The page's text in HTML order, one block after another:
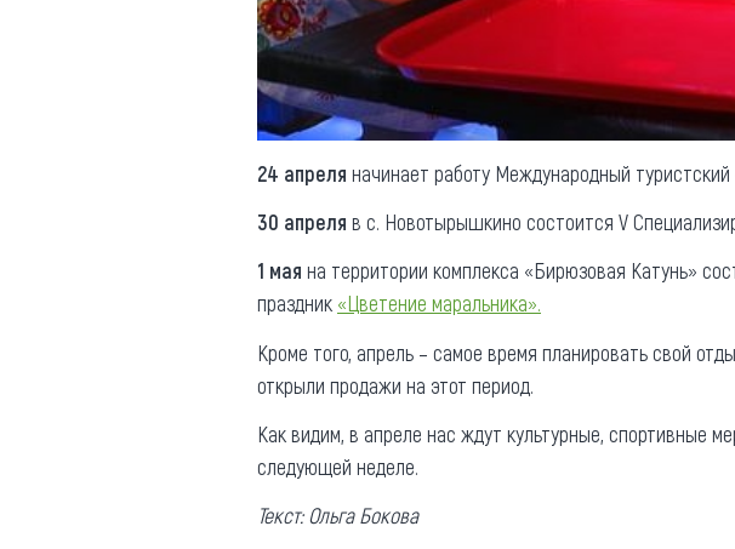
24 апреля начинает работу Международный
30 апреля в с. Новотырышкино состоится V
1 мая на территории комплекса «Бирюзовая Катунь»
праздник «Цветение маральника».
Кроме того, апрель – самое время планировать свой
открыли продажи на этот период.
Как видим, в апреле нас ждут культурные, спортивные
следующей неделе.
Текст: Ольга Бокова